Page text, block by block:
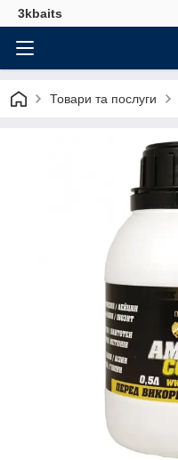
3kbaits
Товари та послуги